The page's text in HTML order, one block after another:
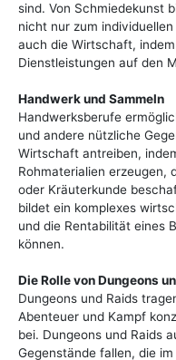
sind. Von Schmiedekunst
nicht nur zum
auch die Wirtschaft,
Dienstleistungen auf den
Handwerk und Sammeln
Handwerksberufe
und andere nützliche
Wirtschaft antreiben,
Rohmaterialien erzeugen,
oder Kräuterkunde
bildet ein komplexes
und die Rentabilität eines
können.
Die Rolle von Dungeons
Dungeons und Raids
Abenteuer und Kampf
bei. Dungeons und Raids
Gegenstände fallen, die